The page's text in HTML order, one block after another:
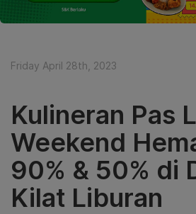
Friday April 28th, 2023
Kulineran Pas
Weekend
90% & 50% di
Kilat Liburan